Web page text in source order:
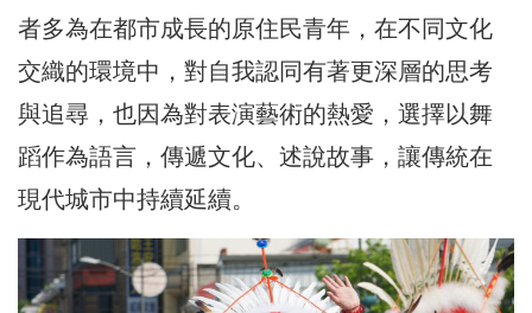
者多為在都市成長的原住民青年，在不同文化
交織的環境中，對自我認同有著更深層的思考
與追尋，也因為對表演藝術的熱愛，選擇以舞
蹈作為語言，傳遞文化、述說故事，讓傳統在
現代城市中持續延續。